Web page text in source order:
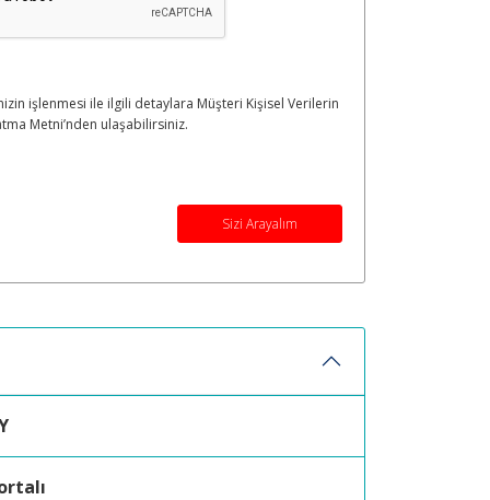
işlenmesi ile ilgili detaylara Müşteri Kişisel Verilerin
Metni’nden ulaşabilirsiniz.
Sizi Arayalım